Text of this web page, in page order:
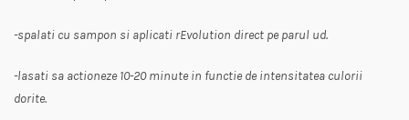
-spalati cu sampon si aplicati rEvolution direct pe parul ud.
-lasati sa actioneze 10-20 minute in functie de intensitatea culorii
dorite.